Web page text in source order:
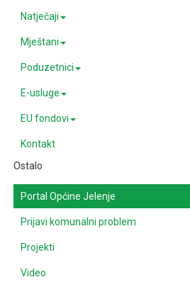
Natječaji
Mještani
Poduzetnici
E-usluge
EU fondovi
Kontakt
Ostalo
Portal Općine Jelenje
Prijavi komunalni problem
Projekti
Video